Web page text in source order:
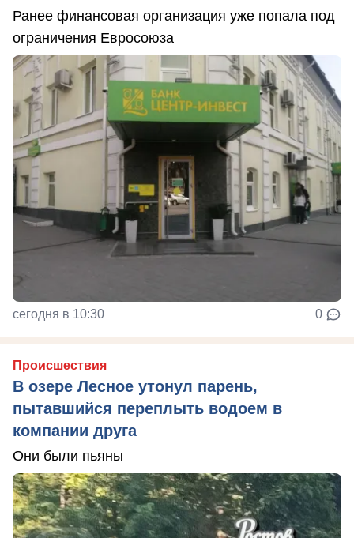
Ранее финансовая организация уже попала под
ограничения Евросоюза
сегодня в 10:30 0
Происшествия
В озере Лесное утонул парень,
пытавшийся переплыть водоем в
компании друга
Они были пьяны